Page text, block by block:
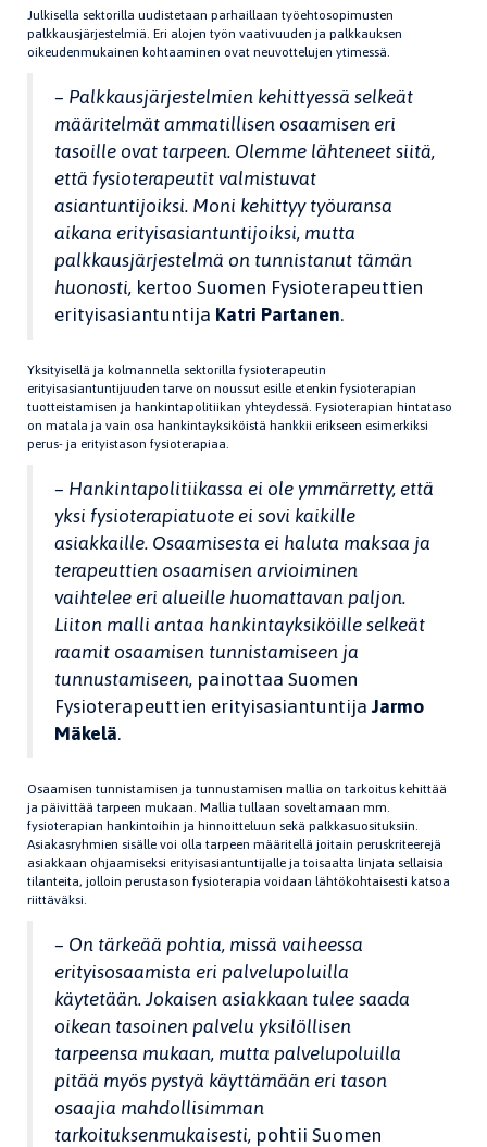
Julkisella sektorilla uudistetaan parhaillaan työehtosopimusten
palkkausjärjestelmiä. Eri alojen työn vaativuuden ja palkkauksen
oikeudenmukainen kohtaaminen ovat neuvottelujen ytimessä.
– Palkkausjärjestelmien kehittyessä selkeät
määritelmät ammatillisen osaamisen eri
tasoille ovat tarpeen. Olemme lähteneet siitä,
että fysioterapeutit valmistuvat
asiantuntijoiksi. Moni kehittyy työuransa
aikana erityisasiantuntijoiksi, mutta
palkkausjärjestelmä on tunnistanut tämän
huonosti, kertoo Suomen Fysioterapeuttien
erityisasiantuntija Katri Partanen.
Yksityisellä ja kolmannella sektorilla fysioterapeutin
erityisasiantuntijuuden tarve on noussut esille etenkin fysioterapian
tuotteistamisen ja hankintapolitiikan yhteydessä. Fysioterapian hintataso
on matala ja vain osa hankintayksiköistä hankkii erikseen esimerkiksi
perus- ja erityistason fysioterapiaa.
– Hankintapolitiikassa ei ole ymmärretty, että
yksi fysioterapiatuote ei sovi kaikille
asiakkaille. Osaamisesta ei haluta maksaa ja
terapeuttien osaamisen arvioiminen
vaihtelee eri alueille huomattavan paljon.
Liiton malli antaa hankintayksiköille selkeät
raamit osaamisen tunnistamiseen ja
tunnustamiseen, painottaa Suomen
Fysioterapeuttien erityisasiantuntijaJarmo
Mäkelä.
Osaamisen tunnistamisen ja tunnustamisen mallia on tarkoitus kehittää
ja päivittää tarpeen mukaan. Mallia tullaan soveltamaan mm.
fysioterapian hankintoihin ja hinnoitteluun sekä palkkasuosituksiin.
Asiakasryhmien sisälle voi olla tarpeen määritellä joitain peruskriteerejä
asiakkaan ohjaamiseksi erityisasiantuntijalle ja toisaalta linjata sellaisia
tilanteita, jolloin perustason fysioterapia voidaan lähtökohtaisesti katsoa
riittäväksi.
– On tärkeää pohtia, missä vaiheessa
erityisosaamista eri palvelupoluilla
käytetään. Jokaisen asiakkaan tulee saada
oikean tasoinen palvelu yksilöllisen
tarpeensa mukaan, mutta palvelupoluilla
pitää myös pystyä käyttämään eri tason
osaajia mahdollisimman
tarkoituksenmukaisesti, pohtii Suomen